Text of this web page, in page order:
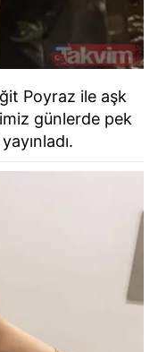
Poyraz ile aşk
günlerde pek